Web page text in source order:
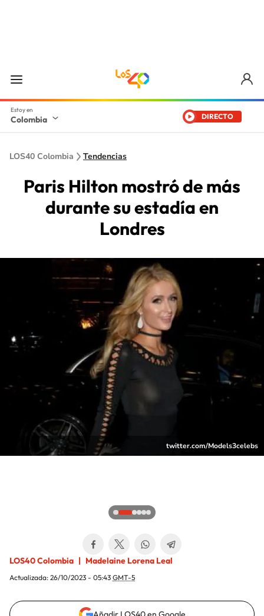
Colombia DIRECTO
LOS40 Colombia Tendencias
Paris Hilton mostró de más
durante su estadía en
Londres
twitter.com/Models3celebs
LOS40 Colombia Madelaine Lorena Leal
Actualizada: 26/10/2023 - 05:43 GMT-5